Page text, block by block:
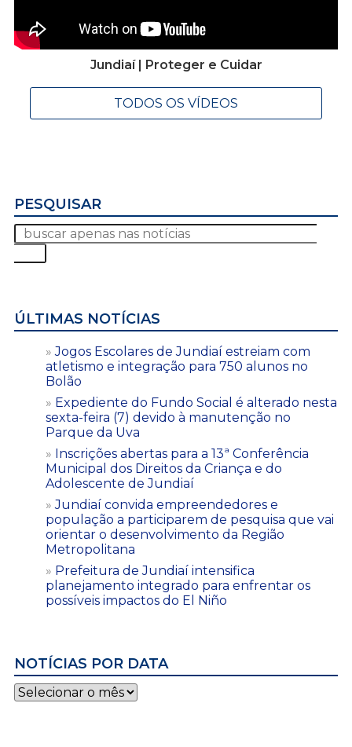
Jundiaí | Proteger e Cuidar
TODOS OS VÍDEOS
PESQUISAR
ÚLTIMAS NOTÍCIAS
Jogos Escolares de Jundiaí estreiam com
atletismo e integração para 750 alunos no
Bolão
Expediente do Fundo Social é alterado nesta
sexta-feira (7) devido à manutenção no
Parque da Uva
Inscrições abertas para a 13ª Conferência
Municipal dos Direitos da Criança e do
Adolescente de Jundiaí
Jundiaí convida empreendedores e
população a participarem de pesquisa que vai
orientar o desenvolvimento da Região
Metropolitana
Prefeitura de Jundiaí intensifica
planejamento integrado para enfrentar os
possíveis impactos do El Niño
NOTÍCIAS POR DATA
Notícias
por